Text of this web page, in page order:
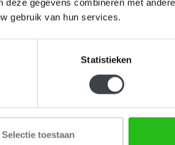
gegevens combineren met
gebruik van hun services.
Statistieken
Selectie toestaan
in Amerika. Na haar studie aan de
van glas kennen. Na een
waarbij haar achtergrond als